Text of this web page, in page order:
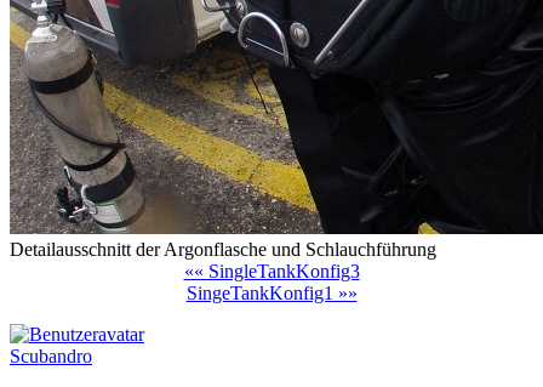
Detailausschnitt der Argonflasche und Schlauchführung
«« SingleTankKonfig3
SingeTankKonfig1 »»
Scubandro